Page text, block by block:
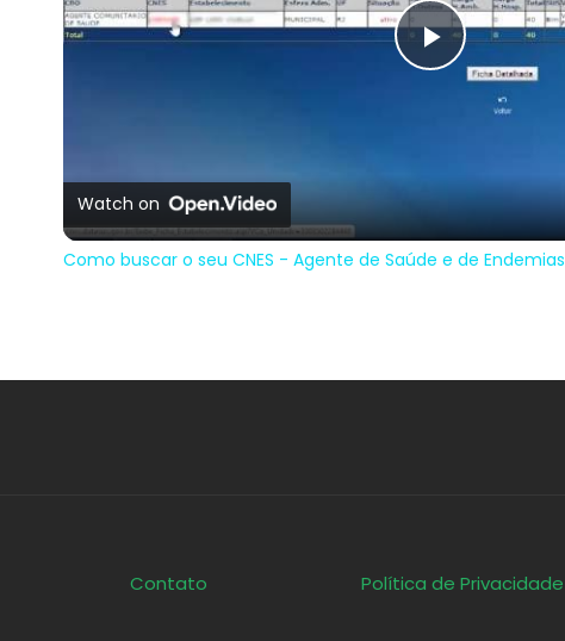
Play
Watch on
Como buscar o seu CNES - Agente de Saúde e de Endemias
Contato Política de Privacidade